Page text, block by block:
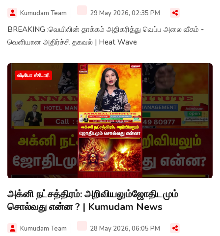
Kumudam Team 29 May 2026, 02:35 PM
BREAKING :வெயிலின் தாக்கம் அதிகரித்து வெப்ப அலை வீசும் -
வெளியான அதிர்ச்சி தகவல் | Heat Wave
வீடியோ ஸ்டோரி
அக்னி நட்சத்திரம்: அறிவியலும்ஜோதிடமும்
சொல்வது என்ன ? | Kumudam News
Kumudam Team 28 May 2026, 06:05 PM